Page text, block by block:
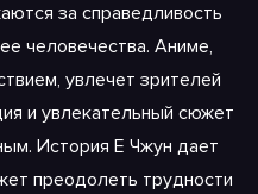
за справедливость
человечества. Аниме,
увлечет зрителей
и увлекательный сюжет
История Е Чжун дает
преодолеть трудности